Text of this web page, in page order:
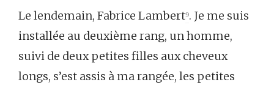
Le lendemain, Fabrice Lambert⁹. Je me suis
installée au deuxième rang, un homme,
suivi de deux petites filles aux cheveux
longs, s’est assis à ma rangée, les petites